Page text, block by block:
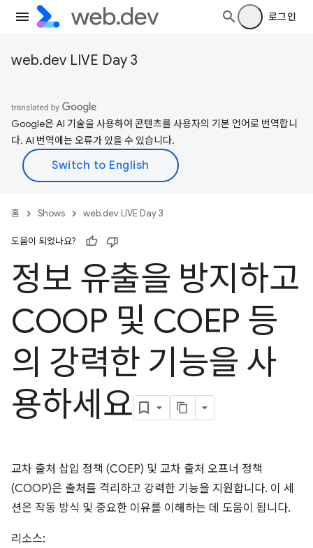
로그인
web.dev LIVE Day 3
Google은 AI 기술을 사용하여 콘텐츠를 사용자의 기본 언어로 번역합니
다. AI 번역에는 오류가 있을 수 있습니다.
홈 Shows web.dev LIVE Day 3
도움이 되었나요?
정보 유출을 방지하고
COOP 및 COEP 등
의 강력한 기능을 사
용하세요
교차 출처 삽입 정책 (COEP) 및 교차 출처 오프너 정책
(COOP)은 출처를 격리하고 강력한 기능을 지원합니다. 이 세
션은 작동 방식 및 중요한 이유를 이해하는 데 도움이 됩니다.
리소스: